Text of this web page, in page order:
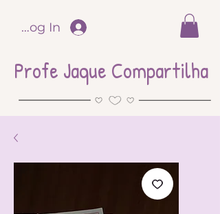
Log In
Profe Jaque Compartilha